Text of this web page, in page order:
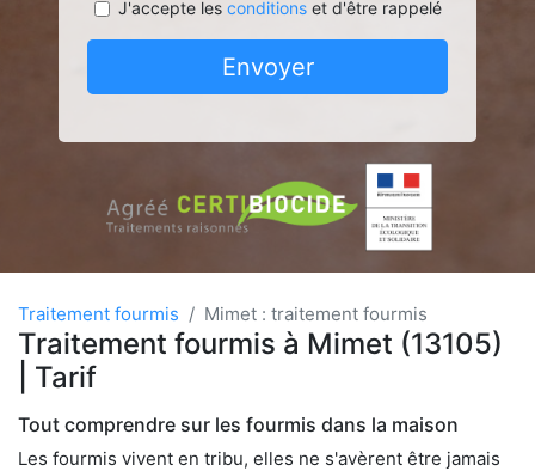
J'accepte les conditionset d'être rappelé
Envoyer
Traitement fourmis Mimet : traitement fourmis
Traitement fourmis à Mimet (13105)
| Tarif
Tout comprendre sur les fourmis dans la maison
Les fourmis vivent en tribu, elles ne s'avèrent être jamais